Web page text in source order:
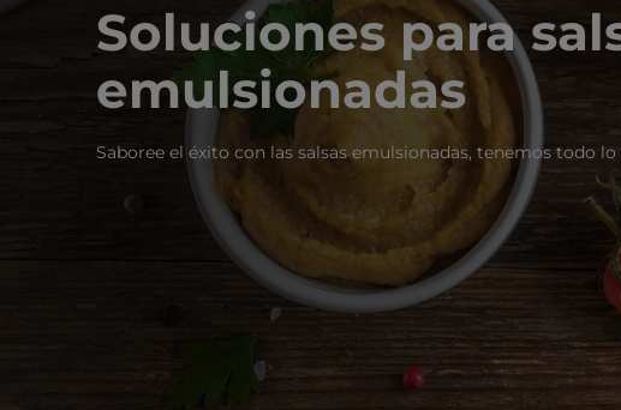
Soluciones para
emulsionadas
Saboree el éxito con las salsas emulsionadas, tenemos todo lo